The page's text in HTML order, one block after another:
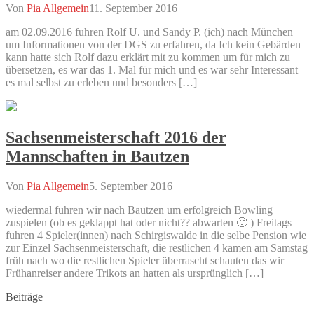
Von Pia Allgemein11. September 2016
am 02.09.2016 fuhren Rolf U. und Sandy P. (ich) nach München
um Informationen von der DGS zu erfahren, da Ich kein Gebärden
kann hatte sich Rolf dazu erklärt mit zu kommen um für mich zu
übersetzen, es war das 1. Mal für mich und es war sehr Interessant
es mal selbst zu erleben und besonders […]
Sachsenmeisterschaft 2016 der
Mannschaften in Bautzen
Von Pia Allgemein5. September 2016
wiedermal fuhren wir nach Bautzen um erfolgreich Bowling
zuspielen (ob es geklappt hat oder nicht?? abwarten 🙂 ) Freitags
fuhren 4 Spieler(innen) nach Schirgiswalde in die selbe Pension wie
zur Einzel Sachsenmeisterschaft, die restlichen 4 kamen am Samstag
früh nach wo die restlichen Spieler überrascht schauten das wir
Frühanreiser andere Trikots an hatten als ursprünglich […]
Beiträge